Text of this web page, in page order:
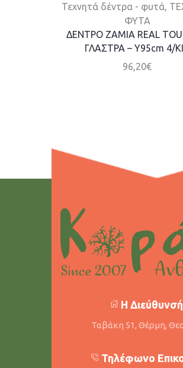
Τεχνητά δέντρα - φυτά,
ΦΥΤΑ
ΔΕΝΤΡΟ ΖΑΜΙA REAL
ΓΛΑΣΤΡΑ – Y95cm 4/
96,20€
Η
Ταβάκη 51, Θέρμη,
Τηλέφωνο